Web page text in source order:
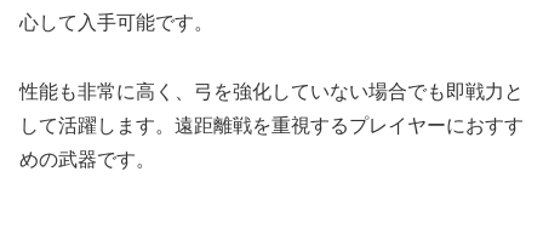
心して入手可能です。
性能も非常に高く、弓を強化していない場合でも即戦力と
して活躍します。遠距離戦を重視するプレイヤーにおすす
めの武器です。